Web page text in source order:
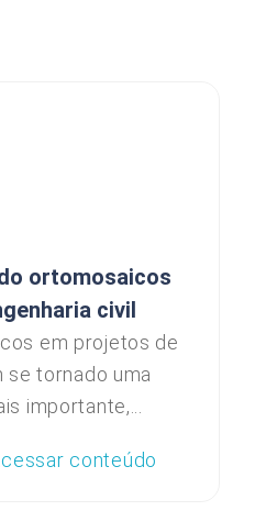
ortomosaicos
civil
em projetos de
se tornado uma
importante,...
conteúdo